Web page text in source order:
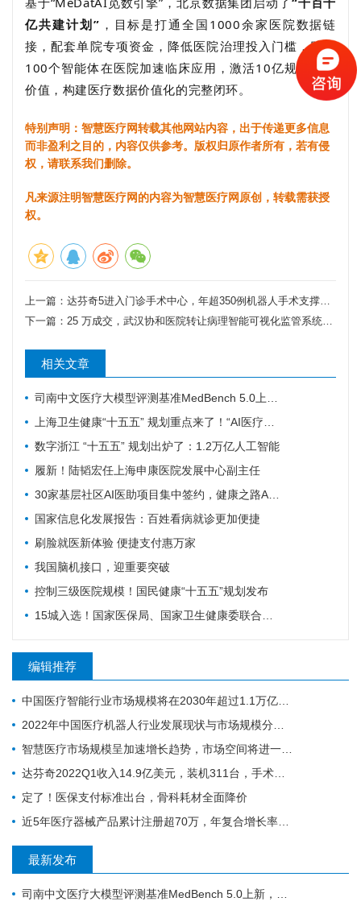
亿共建计划” ， 目标是打通全国1000余家医院数据链
接，配套单院专项资金，降低医院治理投入门槛，助力
100个智能体在医院加速临床应用，激活10亿规模产业
价值，构建医疗数据价值化的完整闭环。
特别声明：智慧医疗网转载其他网站内容，出于传递更多信息
而非盈利之目的，内容仅供参考。版权归原作者所有，若有侵
权，请联系我们删除。
凡来源注明智慧医疗网的内容为智慧医疗网原创，转载需获授
权。
上一篇： 达芬奇5进入门诊手术中心，年超350例机器人手术支撑落地
下一篇： 25 万成交，武汉协和医院转让病理智能可视化监管系统专利成果
相关文章
司南中文医疗大模型评测基准MedBench 5.0上新，超31万次评测持续筑牢安全防线
上海卫生健康“十五五” 规划重点来了！“AI医疗覆盖率100%”成硬指标
数字浙江 “十五五” 规划出炉了：1.2万亿人工智能
履新！陆韬宏任上海申康医院发展中心副主任
30家基层社区AI医助项目集中签约，健康之路AI数字员工规模化落地再提速
国家信息化发展报告：百姓看病就诊更加便捷
刷脸就医新体验 便捷支付惠万家
我国脑机接口，迎重要突破
控制三级医院规模！国民健康“十五五”规划发布
15城入选！国家医保局、国家卫生健康委联合确定基层医疗卫生重点联系城市
编辑推荐
中国医疗智能行业市场规模将在2030年超过1.1万亿元人民币
2022年中国医疗机器人行业发展现状与市场规模分析 行业处于高速增长期
智慧医疗市场规模呈加速增长趋势，市场空间将进一步打开
达芬奇2022Q1收入14.9亿美元，装机311台，手术量同步增长19%
定了！医保支付标准出台，骨科耗材全面降价
近5年医疗器械产品累计注册超70万，年复合增长率为20.9%
最新发布
司南中文医疗大模型评测基准MedBench 5.0上新，超31万次评测持续筑牢安全防线